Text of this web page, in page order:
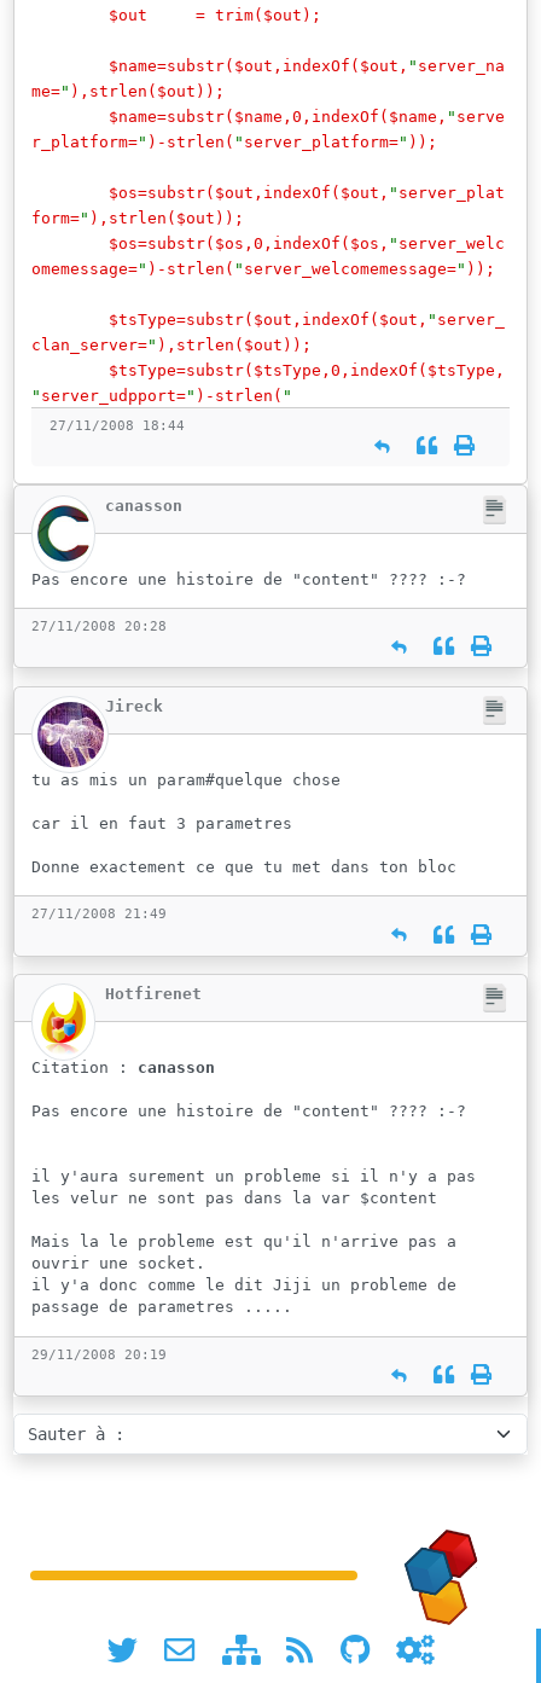
$out = trim($out);
$name=substr($out,indexOf($out, " server_na
me=" ),strlen($out));
$name=substr($name,0,indexOf($name, " serve
r_platform=" )-strlen( " server_platform=" ));
$os=substr($out,indexOf($out, " server_plat
form=" ),strlen($out));
$os=substr($os,0,indexOf($os, " server_welc
omemessage=" )-strlen( " server_welcomemessage=" ));
$tsType=substr($out,indexOf($out, " server_
clan_server=" ),strlen($out));
$tsType=substr($tsType,0,indexOf($tsType,
" server_udpport=" )-strlen( "
27/11/2008 18:44
canasson
Pas encore une histoire de "content" ???? :-?
27/11/2008 20:28
Jireck
tu as mis un param#quelque chose
car il en faut 3 parametres
Donne exactement ce que tu met dans ton bloc
27/11/2008 21:49
Hotfirenet
Citation : canasson
Pas encore une histoire de "content" ???? :-?
il y'aura surement un probleme si il n'y a pas
les velur ne sont pas dans la var $content
Mais la le probleme est qu'il n'arrive pas a
ouvrir une socket.
il y'a donc comme le dit Jiji un probleme de
passage de parametres .....
29/11/2008 20:19
Sauter à :